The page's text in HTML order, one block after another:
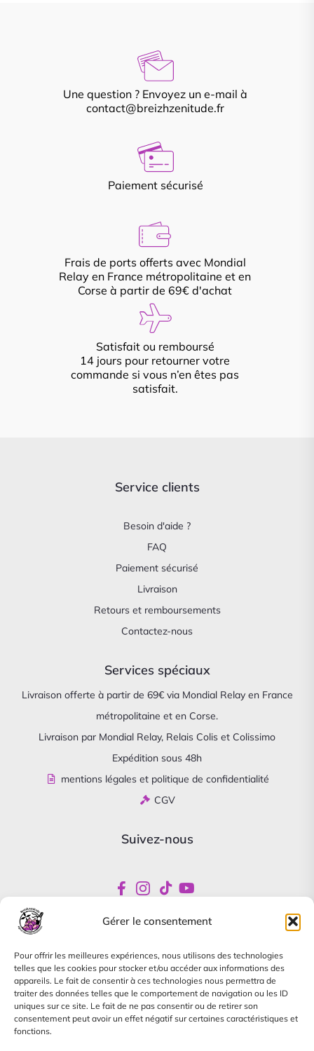
Gérer le consentement
Pour offrir les meilleures expériences, nous utilisons des technologies
telles que les cookies pour stocker et/ou accéder aux informations des
appareils. Le fait de consentir à ces technologies nous permettra de
traiter des données telles que le comportement de navigation ou les ID
uniques sur ce site. Le fait de ne pas consentir ou de retirer son
consentement peut avoir un effet négatif sur certaines caractéristiques et
fonctions.
Une question ? Envoyez un e-mail à
contact@breizhzenitude.fr
Paiement sécurisé
Frais de ports offerts avec Mondial
Relay en France métropolitaine et en
Corse à partir de 69€ d'achat
Satisfait ou remboursé
14 jours pour retourner votre
commande si vous n’en êtes pas
satisfait.
Service clients
Besoin d'aide ?
FAQ
Paiement sécurisé
Livraison
Retours et remboursements
Contactez-nous
Services spéciaux
Livraison offerte à partir de 69€ via Mondial Relay en France
métropolitaine et en Corse.
Livraison par Mondial Relay, Relais Colis et Colissimo
Expédition sous 48h
mentions légales et politique de confidentialité
CGV
Suivez-nous
Newsletter
Abonnez-vous pour être informés de nos offres
spéciales